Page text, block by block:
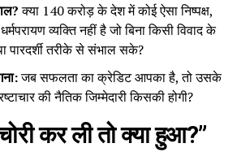
क्या 140 करोड़ के देश में कोई ऐसा निष्पक्ष,
व्यक्ति नहीं है जो बिना किसी विवाद के
पारदर्शी तरीके से संभाल सके?
जब सफलता का क्रेडिट आपका है, तो उसके
की नैतिक जिम्मेदारी किसकी होगी?
कर ली तो क्या हुआ?”